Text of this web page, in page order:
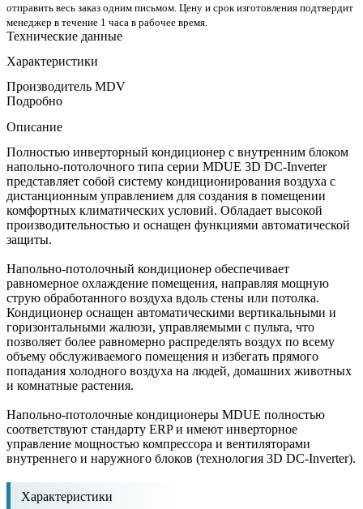
отправить весь заказ одним письмом. Цену и срок изготовления подтвердит
менеджер в течение 1 часа в рабочее время.
Технические данные
Характеристики
Производитель MDV
Подробно
Описание
Полностью инверторный кондиционер с внутренним блоком
напольно-потолочного типа серии MDUE 3D DC-Inverter
представляет собой систему кондиционирования воздуха с
дистанционным управлением для создания в помещении
комфортных климатических условий. Обладает высокой
производительностью и оснащен функциями автоматической
защиты.
Напольно-потолочный кондиционер обеспечивает
равномерное охлаждение помещения, направляя мощную
струю обработанного воздуха вдоль стены или потолка.
Кондиционер оснащен автоматическими вертикальными и
горизонтальными жалюзи, управляемыми с пульта, что
позволяет более равномерно распределять воздух по всему
объему обслуживаемого помещения и избегать прямого
попадания холодного воздуха на людей, домашних животных
и комнатные растения.
Напольно-потолочные кондиционеры MDUE полностью
соответствуют стандарту ERP и имеют инверторное
управление мощностью компрессора и вентиляторами
внутреннего и наружного блоков (технология 3D DC-Inverter).
Характеристики